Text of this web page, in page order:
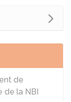
de
de la NBI